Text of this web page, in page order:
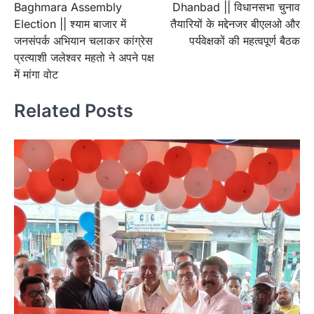
navigation
Baghmara Assembly
Election || श्याम बाजार में
जनसंपर्क अभियान चलाकर कांग्रेस
प्रत्याशी जलेश्वर महतो ने अपने पक्ष
में मांगा वोट
Dhanbad || विधानसभा चुनाव
तैयारियों के मद्देनजर बीएलओ और
पर्यवेक्षकों की महत्वपूर्ण बैठक
Related Posts